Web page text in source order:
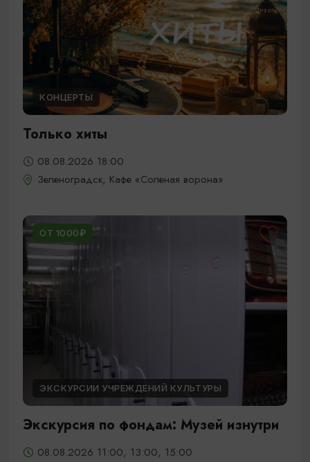
КОНЦЕРТЫ
Только хиты
08.08.2026 18:00
Зеленоградск, Кафе «Соленая ворона»
ОТ 1000₽
ЭКСКУРСИИ УЧРЕЖДЕНИЙ КУЛЬТУРЫ
Экскурсия по фондам: Музей изнутри
08.08.2026 11:00, 13:00, 15:00